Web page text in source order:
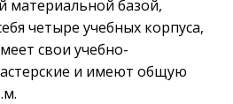
материальной базой,
четыре учебных корпуса,
свои учебно-
и имеют общую